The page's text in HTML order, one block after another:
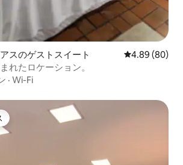
スのゲストスイート レビュー80件
4.89 (80)
れたロケーション。
· Wi-Fi
イスです。